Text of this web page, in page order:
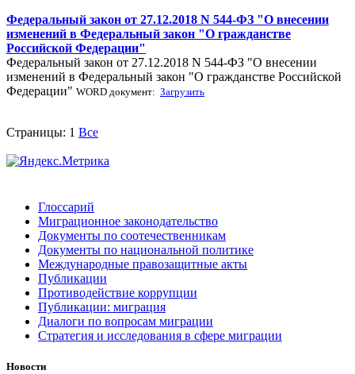
Федеральный закон от 27.12.2018 N 544-ФЗ "О внесении
изменений в Федеральный закон "О гражданстве
Российской Федерации"
Федеральный закон от 27.12.2018 N 544-ФЗ "О внесении
изменений в Федеральный закон "О гражданстве Российской
Федерации" WORD документ: Загрузить
Страницы: 1 Все
Глоссарий
Миграционное законодательство
Документы по соотечественникам
Документы по национальной политике
Международные правозащитные акты
Публикации
Противодействие коррупции
Публикации: миграция
Диалоги по вопросам миграции
Стратегия и исследования в сфере миграции
Новости